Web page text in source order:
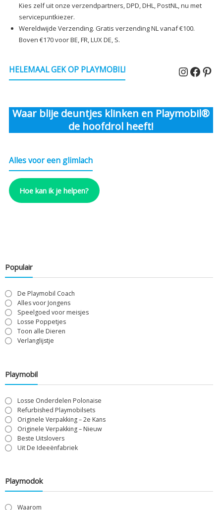
Kies zelf uit onze verzendpartners, DPD, DHL, PostNL, nu met
servicepuntkiezer.
Wereldwijde Verzending. Gratis verzending NL vanaf €100.
Boven €170 voor BE, FR, LUX DE, S.
HELEMAAL GEK OP PLAYMOBIL!
Waar blije deuntjes klinken en Playmobil®
de hoofdrol heeft!
Alles voor een glimlach
Hoe kan ik je helpen?
Populair
De Playmobil Coach
Alles voor Jongens
Speelgoed voor meisjes
Losse Poppetjes
Toon alle Dieren
Verlanglijstje
Playmobil
Losse Onderdelen Polonaise
Refurbished Playmobilsets
Originele Verpakking – 2e Kans
Originele Verpakking – Nieuw
Beste Uitslovers
Uit De Ideeënfabriek
Playmodok
Waarom